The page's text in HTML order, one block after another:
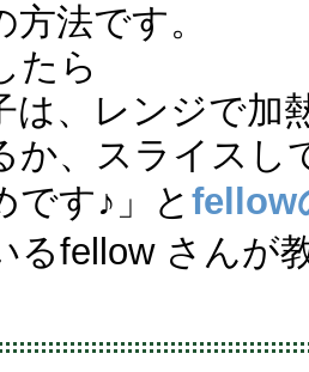
方法です。
たら
は、レンジで
か、スライスし
です♪」と fellow
るfellow さんが